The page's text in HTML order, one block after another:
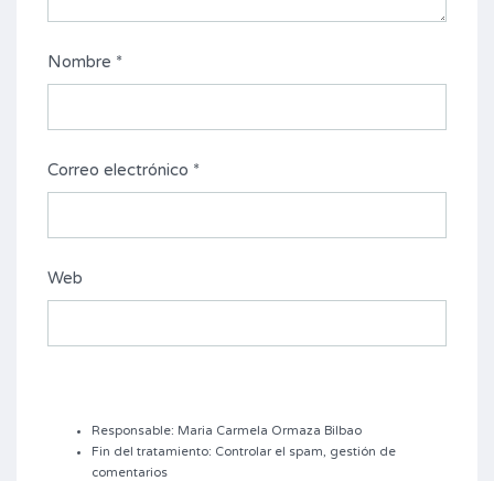
Nombre *
Correo electrónico *
Web
Responsable: Maria Carmela Ormaza Bilbao
Fin del tratamiento: Controlar el spam, gestión de
comentarios